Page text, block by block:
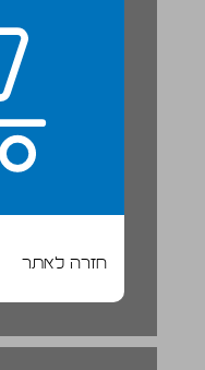
חזרה לאתר